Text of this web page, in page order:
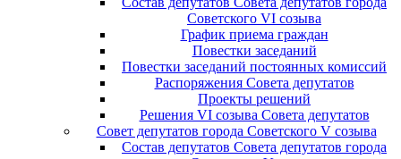
Советского VI созыва
График приема граждан
Повестки заседаний
Повестки заседаний постоянных комиссий
Распоряжения Совета депутатов
Проекты решений
Решения VI созыва Совета депутатов
Совет депутатов города Советского V созыва
Состав депутатов Совета депутатов города